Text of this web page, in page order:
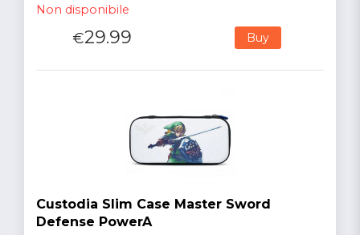
Non disponibile
€29.99 Buy
Custodia Slim Case Master Sword
Defense PowerA